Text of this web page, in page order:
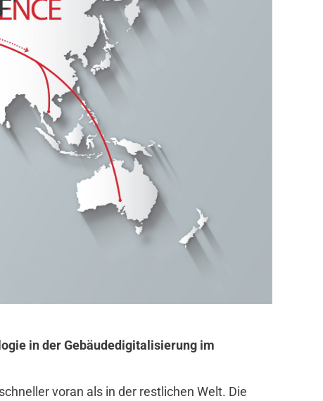
in der Gebäudedigitalisierung im
voran als in der restlichen Welt. Die